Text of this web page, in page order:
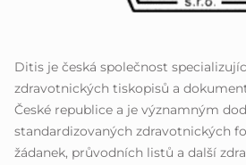
Ditis je česká společnost
zdravotnických tiskopisů a
České republice a je významným
standardizovaných zdravotnických
žádanek, průvodních listů a další